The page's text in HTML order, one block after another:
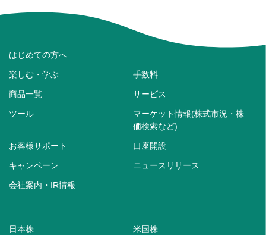
はじめての方へ
楽しむ・学ぶ 手数料
商品一覧 サービス
ツール
マーケット情報(株式市況・株
価検索など)
お客様サポート 口座開設
キャンペーン ニュースリリース
会社案内・IR情報
日本株 米国株